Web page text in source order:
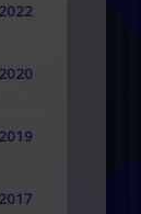
2022
2020
2019
2017